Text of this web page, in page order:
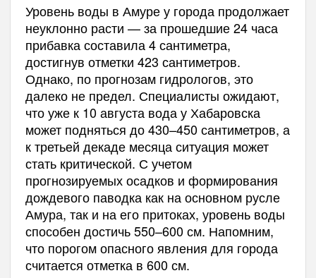
Уровень воды в Амуре у города продолжает
неуклонно расти — за прошедшие 24 часа
прибавка составила 4 сантиметра,
достигнув отметки 423 сантиметров.
Однако, по прогнозам гидрологов, это
далеко не предел. Специалисты ожидают,
что уже к 10 августа вода у Хабаровска
может подняться до 430–450 сантиметров, а
к третьей декаде месяца ситуация может
стать критической. С учетом
прогнозируемых осадков и формирования
дождевого паводка как на основном русле
Амура, так и на его притоках, уровень воды
способен достичь 550–600 см. Напомним,
что порогом опасного явления для города
считается отметка в 600 см.